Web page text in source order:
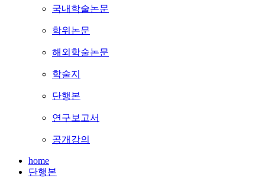
국내학술논문
학위논문
해외학술논문
학술지
단행본
연구보고서
공개강의
home
단행본